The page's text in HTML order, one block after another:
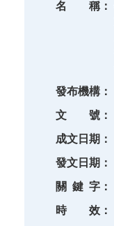
名
稱：
發布機構：
文
號：
成文日期：
發文日期：
關 鍵 字：
時
效：